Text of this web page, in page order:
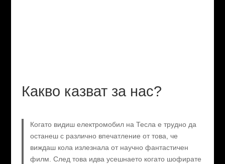
Какво казват за нас?
Когато видиш електромобил на Тесла е трудно да
останеш с различно впечатление от това, че
виждаш кола излезнала от научно фантастичен
филм. След това идва усешнаето когато шофирате